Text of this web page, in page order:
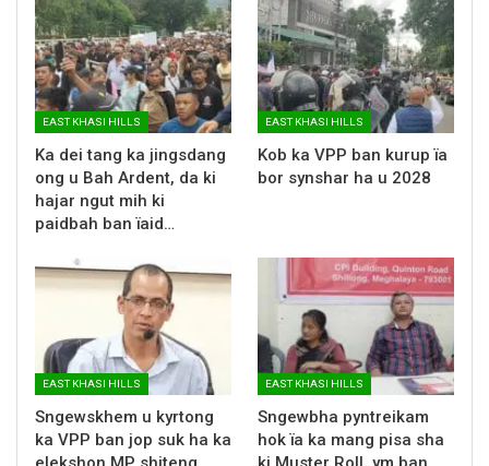
EAST KHASI HILLS
Ka dei tang ka jingsdang
ong u Bah Ardent, da ki
hajar ngut mih ki
paidbah ban ïaid…
EAST KHASI HILLS
Kob ka VPP ban kurup ïa
bor synshar ha u 2028
EAST KHASI HILLS
Sngewskhem u kyrtong
ka VPP ban jop suk ha ka
EAST KHASI HILLS
Sngewbha pyntreikam
hok ïa ka mang pisa sha